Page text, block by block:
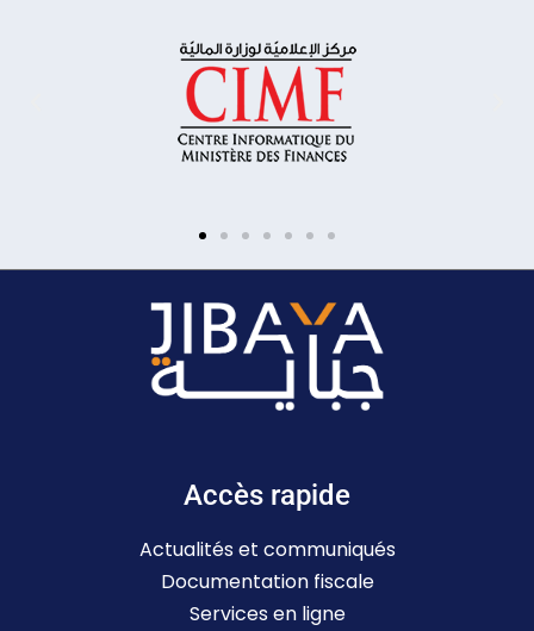
Accès rapide
Actualités et communiqués
Documentation fiscale
Services en ligne